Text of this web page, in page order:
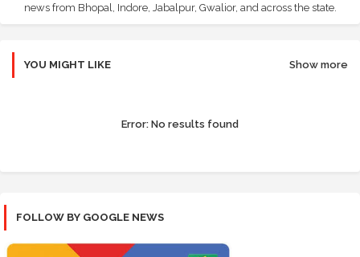
news from Bhopal, Indore, Jabalpur, Gwalior, and across the state.
YOU MIGHT LIKE Show more
Error: No results found
FOLLOW BY GOOGLE NEWS